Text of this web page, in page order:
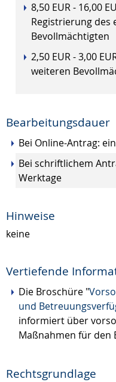
8,50 EUR - 16,00
Registrierung des
Bevollmächtigten
2,50 EUR - 3,00
weiteren
Bearbeitungsdauer
Bei Online-Antrag:
Bei schriftlichem
Werktage
Hinweise
keine
Vertiefende
Die Broschüre "
und
informiert über
Maßnahmen für den
Rechtsgrundlage